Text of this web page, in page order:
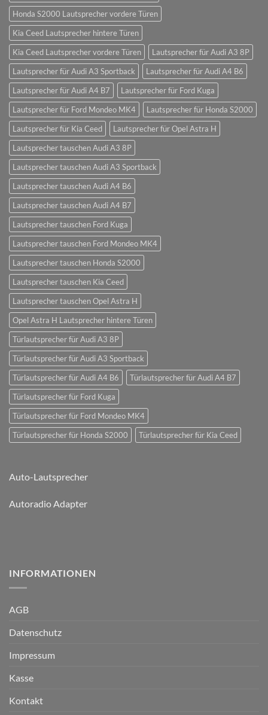
Honda S2000 Lautsprecher vordere Türen
Kia Ceed Lautsprecher hintere Türen
Kia Ceed Lautsprecher vordere Türen
Lautsprecher für Audi A3 8P
Lautsprecher für Audi A3 Sportback
Lautsprecher für Audi A4 B6
Lautsprecher für Audi A4 B7
Lautsprecher für Ford Kuga
Lautsprecher für Ford Mondeo MK4
Lautsprecher für Honda S2000
Lautsprecher für Kia Ceed
Lautsprecher für Opel Astra H
Lautsprecher tauschen Audi A3 8P
Lautsprecher tauschen Audi A3 Sportback
Lautsprecher tauschen Audi A4 B6
Lautsprecher tauschen Audi A4 B7
Lautsprecher tauschen Ford Kuga
Lautsprecher tauschen Ford Mondeo MK4
Lautsprecher tauschen Honda S2000
Lautsprecher tauschen Kia Ceed
Lautsprecher tauschen Opel Astra H
Opel Astra H Lautsprecher hintere Türen
Türlautsprecher für Audi A3 8P
Türlautsprecher für Audi A3 Sportback
Türlautsprecher für Audi A4 B6
Türlautsprecher für Audi A4 B7
Türlautsprecher für Ford Kuga
Türlautsprecher für Ford Mondeo MK4
Türlautsprecher für Honda S2000
Türlautsprecher für Kia Ceed
Auto-Lautsprecher
Autoradio Adapter
INFORMATIONEN
AGB
Datenschutz
Impressum
Kasse
Kontakt